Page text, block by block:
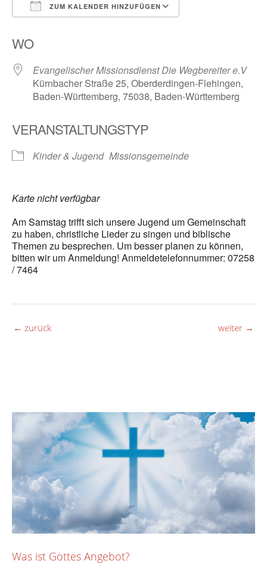
ZUM KALENDER HINZUFÜGEN
WO
Evangelischer Missionsdienst Die Wegbereiter e.V
Kürnbacher Straße 25, Oberderdingen-Flehingen,
Baden-Württemberg, 75038, Baden-Württemberg
VERANSTALTUNGSTYP
Kinder & Jugend Missionsgemeinde
Karte nicht verfügbar
Am Samstag trifft sich unsere Jugend um Gemeinschaft
zu haben, christliche Lieder zu singen und biblische
Themen zu besprechen. Um besser planen zu können,
bitten wir um Anmeldung! Anmeldetelefonnummer: 07258
/ 7464
← zurück weiter →
Was ist Gottes Angebot?